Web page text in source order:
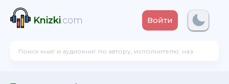
Knizki.com Войти